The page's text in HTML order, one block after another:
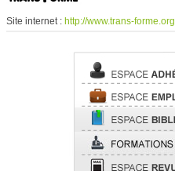
Site internet : http://www.trans-forme.org